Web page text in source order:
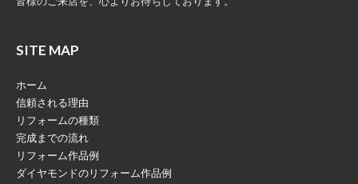
SITE MAP
ホーム
信頼される理由
リフォームの種類
完成までの流れ
リフォーム作品例
ダイヤモンドのリフォーム作品例